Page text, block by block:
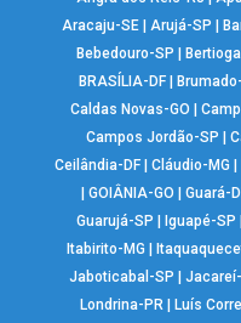
Aracaju-SE |Arujá-SP
Bebedouro-SP
BRASÍLIA-DF|
Caldas Novas-GO
|
Campos Jordão-SP
Ceilândia-DF| Cláudio-MG
GOIÂNIA-GO Guará-
Guarujá-SP
Iguapé-SP
Itabirito-MG
Jaboticabal-SP
Londrina-PR| Luís